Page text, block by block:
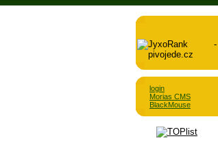
login
Morias CMS
BlackMouse